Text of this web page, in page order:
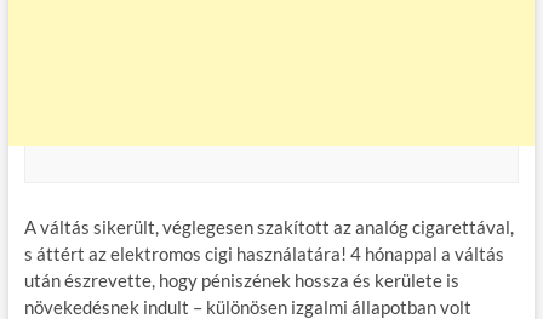
A váltás sikerült, véglegesen szakított az analóg cigarettával,
s áttért az elektromos cigi használatára! 4 hónappal a váltás
után észrevette, hogy péniszének hossza és kerülete is
növekedésnek indult – különösen izgalmi állapotban volt